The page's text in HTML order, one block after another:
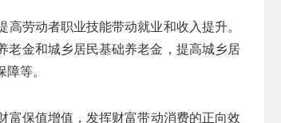
劳动者职业技能带动就业和收入提升。
老金和城乡居民基础养老金，提高城乡居
等。
富保值增值，发挥财富带动消费的正向效